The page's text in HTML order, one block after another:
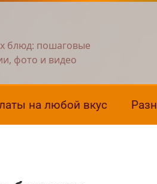
блюд: пошаговые
фото и видео
на любой вкус